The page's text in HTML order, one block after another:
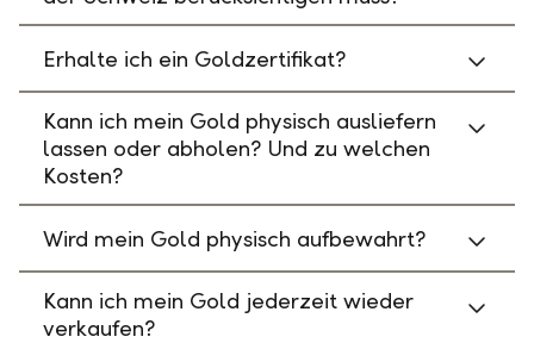
Erhalte ich ein Goldzertifikat?
Kann ich mein Gold physisch ausliefern
lassen oder abholen? Und zu welchen
Kosten?
Wird mein Gold physisch aufbewahrt?
Kann ich mein Gold jederzeit wieder
verkaufen?